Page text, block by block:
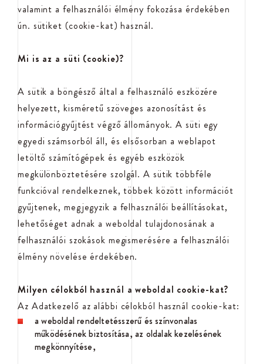
valamint a felhasználói élmény fokozása érdekében
ún. sütiket (cookie-kat) használ.
Mi is az a süti (cookie)?
A sütik a böngésző által a felhasználó eszközére
helyezett, kisméretű szöveges azonosítást és
információgyűjtést végző állományok. A süti egy
egyedi számsorból áll, és elsősorban a weblapot
letöltő számítógépek és egyéb eszközök
megkülönböztetésére szolgál. A sütik többféle
funkcióval rendelkeznek, többek között információt
gyűjtenek, megjegyzik a felhasználói beállításokat,
lehetőséget adnak a weboldal tulajdonosának a
felhasználói szokások megismerésére a felhasználói
élmény növelése érdekében.
Milyen célokból használ a weboldal cookie-kat?
Az Adatkezelő az alábbi célokból használ cookie-kat:
a weboldal rendeltetésszerű és színvonalas
működésének biztosítása, az oldalak kezelésének
megkönnyítése,